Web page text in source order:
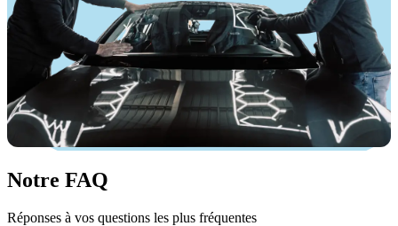
Notre FAQ
Réponses à vos questions les plus fréquentes